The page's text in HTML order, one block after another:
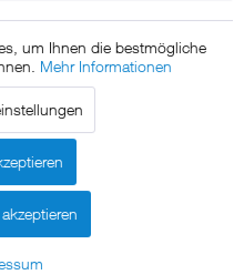
Tischständer
um Ihnen die bestmögliche
Mehr Informationen